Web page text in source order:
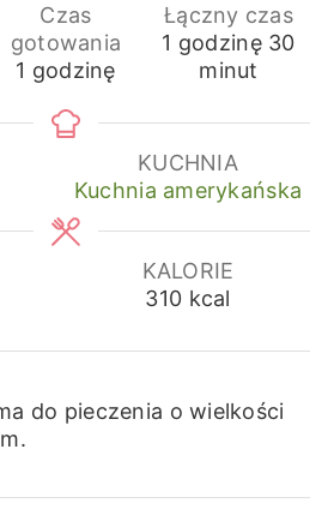
Czas
gotowania
1 godzina
godzinę
Łączny czas
1 godzina
godzinę 30
minut
KUCHNIA
Kuchnia amerykańska
KALORIE
310 kcal
do pieczenia o wielkości